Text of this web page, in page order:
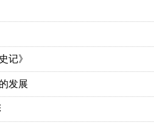
记》
发展